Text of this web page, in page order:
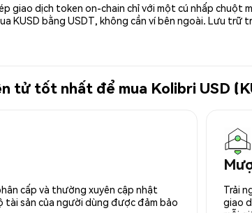
giao dịch token on-chain chỉ với một cú nhấp chuột
KUSD bằng USDT, không cần ví bên ngoài. Lưu
tử tốt nhất để mua Kolibri USD
cấp và thường xuyên cập nhật
tài sản của người dùng được đảm bảo
Trải
giao